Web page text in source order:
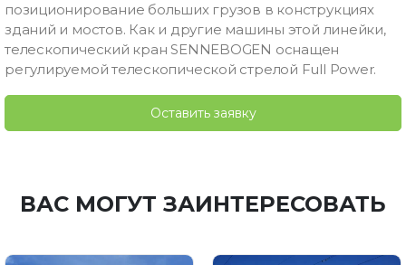
позиционирование больших грузов в конструкциях
зданий и мостов. Как и другие машины этой линейки,
телескопический кран SENNEBOGEN оснащен
регулируемой телескопической стрелой Full Power.
Оставить заявку
ВАС МОГУТ ЗАИНТЕРЕСОВАТЬ